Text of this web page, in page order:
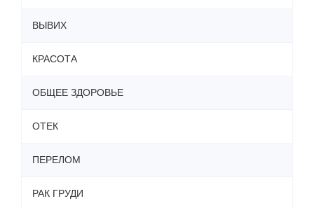
ВЫВИХ
КРАСОТА
ОБЩЕЕ ЗДОРОВЬЕ
ОТЕК
ПЕРЕЛОМ
РАК ГРУДИ